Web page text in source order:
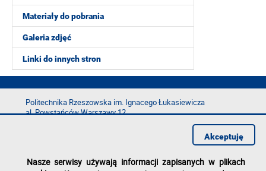
Materiały do pobrania
Galeria zdjęć
Linki do innych stron
Politechnika Rzeszowska im. Ignacego Łukasiewicza
al. Powstańców Warszawy 12
e-mail:kancelaria@prz.edu.pl
Nasze serwisy używają informacji zapisanych w plikach
Akceptuję